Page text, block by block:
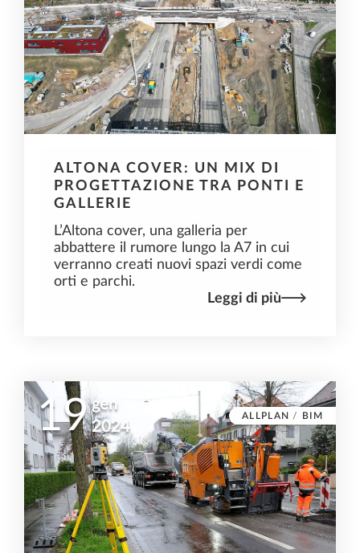
ALTONA COVER: UN MIX DI
PROGETTAZIONE TRA PONTI E
GALLERIE
L’Altona cover, una galleria per
abbattere il rumore lungo la A7 in cui
verranno creati nuovi spazi verdi come
orti e parchi.
Leggi di più
19 gen
2024
ALLPLAN / BIM